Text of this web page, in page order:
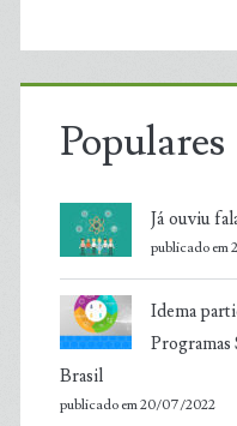
Populares
Já ouviu
publicado em
Idema
Programas
Brasil
publicado em 20/07/2022